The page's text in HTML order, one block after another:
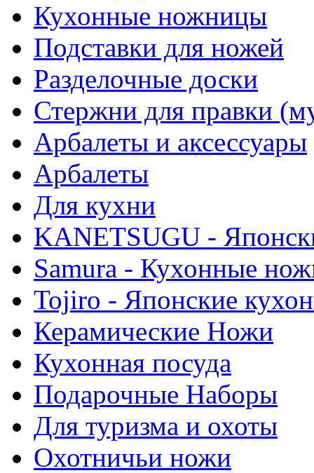
Кухонные ножницы
Подставки для ножей
Разделочные доски
Стержни для правки
Арбалеты и аксессуары
Арбалеты
Для кухни
KANETSUGU -
Samura - Кухонные
Tojiro - Японские
Керамические Ножи
Кухонная посуда
Подарочные Наборы
Для туризма и охоты
Охотничьи ножи